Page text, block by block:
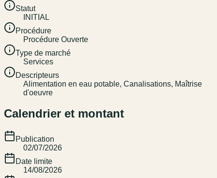
Statut
INITIAL
Procédure
Procédure Ouverte
Type de marché
Services
Descripteurs
Alimentation en eau potable, Canalisations, Maîtrise
d'oeuvre
Calendrier et montant
Publication
02/07/2026
Date limite
14/08/2026